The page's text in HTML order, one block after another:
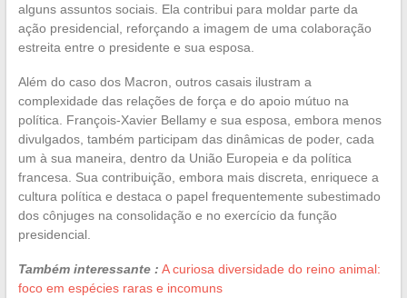
alguns assuntos sociais. Ela contribui para moldar parte da
ação presidencial, reforçando a imagem de uma colaboração
estreita entre o presidente e sua esposa.
Além do caso dos Macron, outros casais ilustram a
complexidade das relações de força e do apoio mútuo na
política. François-Xavier Bellamy e sua esposa, embora menos
divulgados, também participam das dinâmicas de poder, cada
um à sua maneira, dentro da União Europeia e da política
francesa. Sua contribuição, embora mais discreta, enriquece a
cultura política e destaca o papel frequentemente subestimado
dos cônjuges na consolidação e no exercício da função
presidencial.
Também interessante : A curiosa diversidade do reino animal:
foco em espécies raras e incomuns